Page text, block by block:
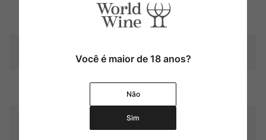
Bordeaux
Rubi intenso com reflexos
Você é maior de 18 anos?
Não
Sim